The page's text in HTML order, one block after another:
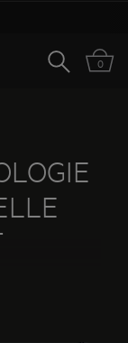
Rechercher
0